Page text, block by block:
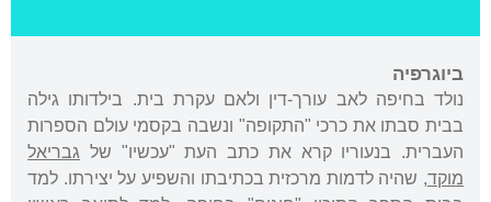
ביוגרפיה
נולד בחיפה לאב עורך-דין ולאם עקרת בית. בילדותו גילה
בבית סבתו את כרכי "התקופה" ונשבה בקסמי עולם הספרות
העברית. בנעוריו קרא את כתב העת "עכשיו" של גבריאל
מוקד, שהיה לדמות מרכזית בכתיבתו והשפיע על יצירתו. למד